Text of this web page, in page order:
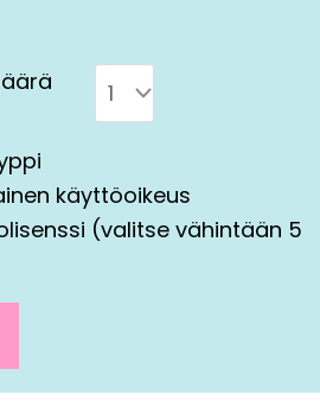
käyttöoikeus
(valitse vähintään 5